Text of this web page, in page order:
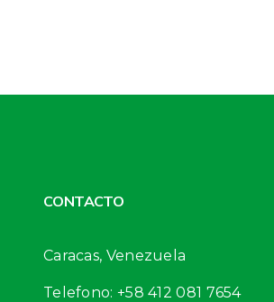
CONTACTO
Caracas, Venezuela
Telefono: +58 412 081 7654